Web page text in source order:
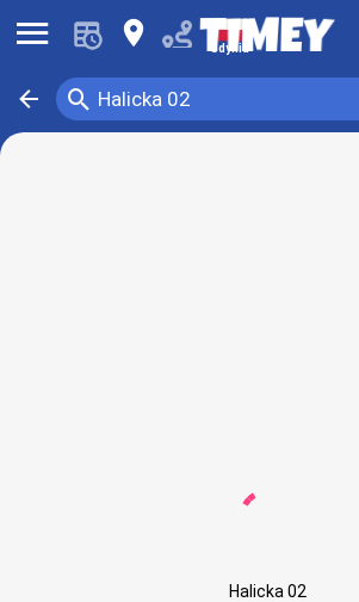
󰍜 󰍎 Gdynia
󰁍 Halicka 02
󰍉
Halicka 02